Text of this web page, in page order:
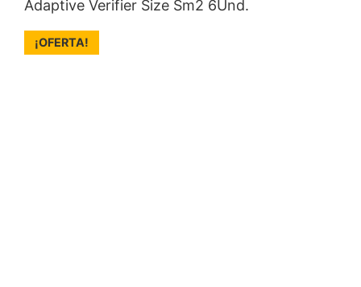
Adaptive Verifier Size Sm2 6Und.
¡OFERTA!